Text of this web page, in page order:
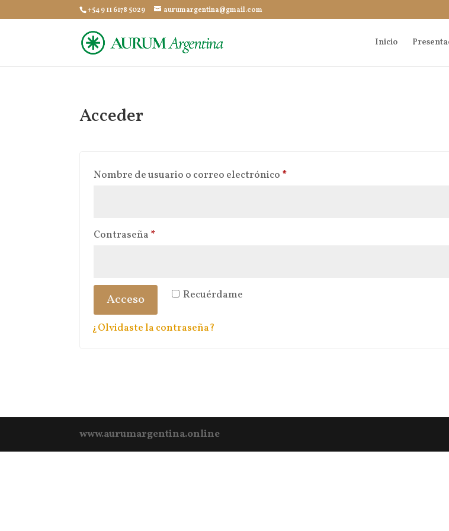
+54 9 11 6178 5029 aurumargentina@gmail.com
Inicio
Acceder
Nombre de usuario o correo electrónico *Obligatorio
Contraseña *Obligatorio
Recuérdame
Acceso
¿Olvidaste la contraseña?
www.aurumargentina.online